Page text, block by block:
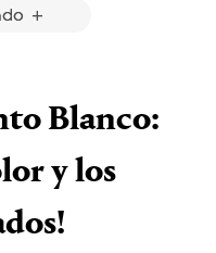
Blanco:
y los